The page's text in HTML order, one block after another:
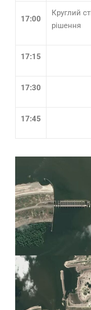
17:00
Круглий
рішення
17:15
17:30
17:45